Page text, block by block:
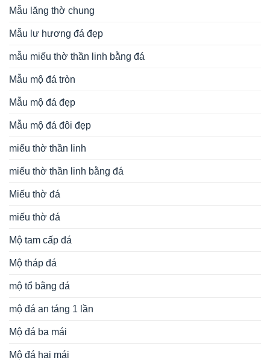
Mẫu lăng thờ chung
Mẫu lư hương đá đẹp
mẫu miếu thờ thần linh bằng đá
Mẫu mộ đá tròn
Mẫu mộ đá đẹp
Mẫu mộ đá đôi đẹp
miếu thờ thần linh
miếu thờ thần linh bằng đá
Miếu thờ đá
miếu thờ đá
Mộ tam cấp đá
Mộ tháp đá
mộ tổ bằng đá
mộ đá an táng 1 lần
Mộ đá ba mái
Mộ đá hai mái